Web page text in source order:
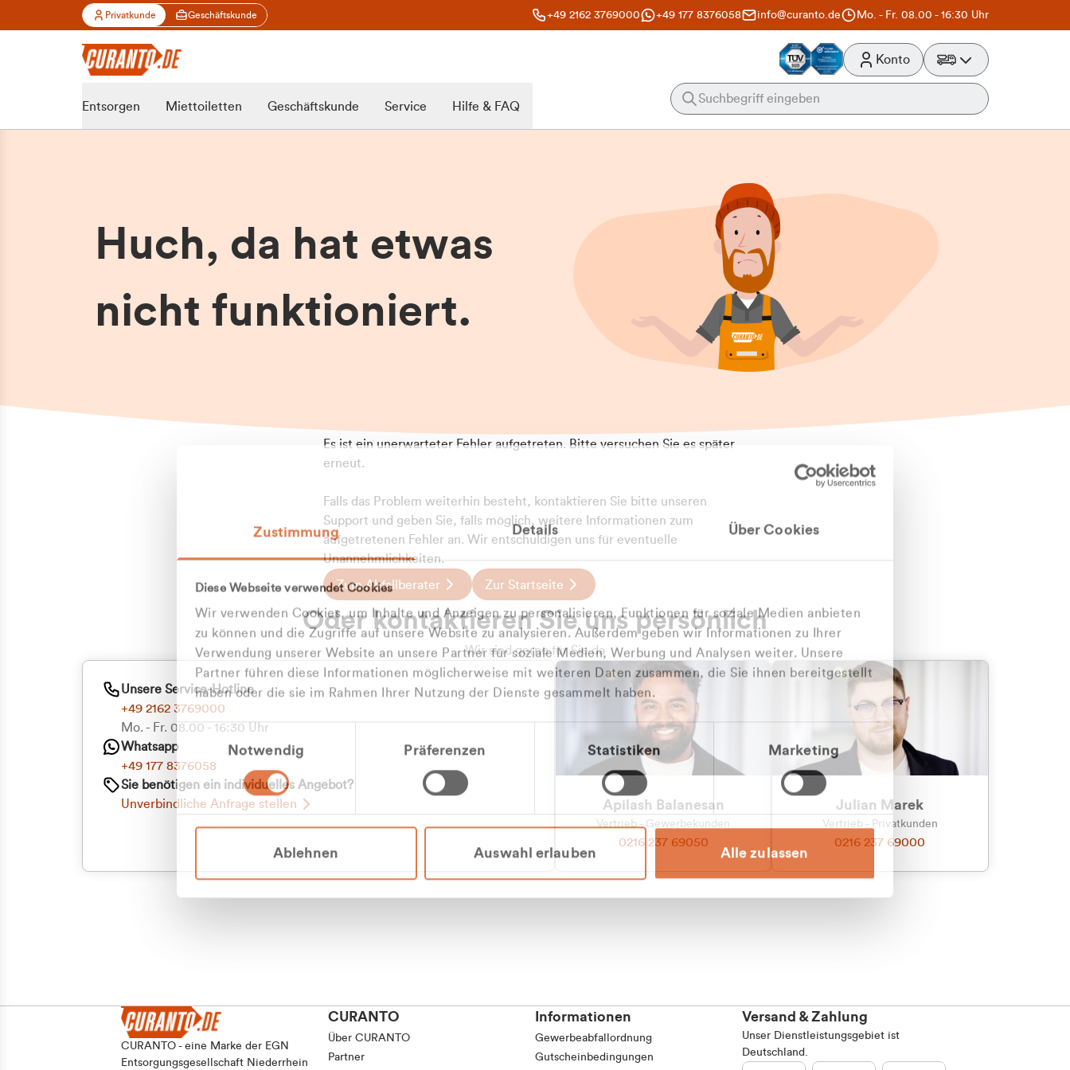
Zustimmung Details Über Cookies
Diese Webseite verwendet Cookies
Wir verwenden Cookies, um Inhalte und Anzeigen zu personalisieren, Funktionen für soziale Medien anbieten
zu können und die Zugriffe auf unsere Website zu analysieren. Außerdem geben wir Informationen zu Ihrer
Verwendung unserer Website an unsere Partner für soziale Medien, Werbung und Analysen weiter. Unsere
Partner führen diese Informationen möglicherweise mit weiteren Daten zusammen, die Sie ihnen bereitgestellt
haben oder die sie im Rahmen Ihrer Nutzung der Dienste gesammelt haben.
Einwilligungsauswahl
Notwendig Präferenzen Statistiken Marketing
Ablehnen Auswahl erlauben Alle zulassen
Privatkunde Geschäftskunde +49 2162 3769000 +49 177 8376058 info@curanto.de Mo. - Fr. 08.00 - 16:30 Uhr
Zu welcher
Kundengruppe
gehören Sie?
Privatkunde (inkl. MwSt.)
Geschäftskunde (exkl. MwSt.)
Konto
Entsorgen Miettoiletten Geschäftskunde Service Hilfe & FAQ
Huch, da hat etwas
nicht funktioniert.
Es ist ein unerwarteter Fehler aufgetreten. Bitte versuchen Sie es später
erneut.
Falls das Problem weiterhin besteht, kontaktieren Sie bitte unseren
Support und geben Sie, falls möglich, weitere Informationen zum
aufgetretenen Fehler an. Wir entschuldigen uns für eventuelle
Unannehmlichkeiten.
Zum Abfallberater Zur Startseite
Oder kontaktieren Sie uns persönlich
Wir sind gerne für Sie da
Unsere Service-Hotline
+49 2162 3769000
Mo. - Fr. 08.00 - 16:30 Uhr
Whatsapp
+49 177 8376058
Sie benötigen ein individuelles Angebot?
Unverbindliche Anfrage stellen
Apilash Balanesan
Vertrieb - Gewerbekunden
0216 237 69050
Julian Marek
Vertrieb - Privatkunden
0216 237 69000
CURANTO - eine Marke der EGN
Entsorgungsgesellschaft Niederrhein
CURANTO
Über CURANTO
Partner
Informationen
Gewerbeabfallordnung
Gutscheinbedingungen
Versand & Zahlung
Unser Dienstleistungsgebiet ist
Deutschland.